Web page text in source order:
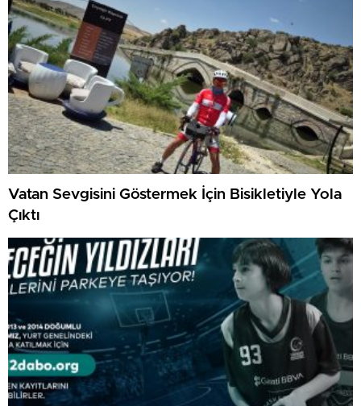
Vatan Sevgisini Göstermek İçin Bisikletiyle Yola
Çıktı